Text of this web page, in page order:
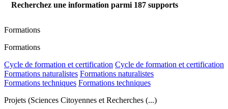
Recherchez une information parmi 187 supports
Formations
Formations
Cycle de formation et certification Cycle de formation et certification
Formations naturalistes Formations naturalistes
Formations techniques Formations techniques
Projets (Sciences Citoyennes et Recherches (...)